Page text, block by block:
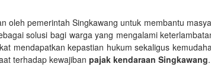
oleh pemerintah Singkawang untuk membantu
solusi bagi warga yang mengalami
mendapatkan kepastian hukum sekaligus
terhadap kewajiban pajak kendaraan Singkawang.